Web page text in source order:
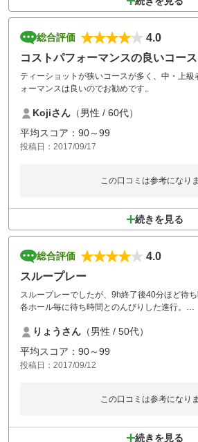
総合評価
4.0
コストパフォーマンスの良いコース
ティーショットが狭いコースが多く、中・上級
ォーマンスは良いのでお勧めです。
Kojiさん （男性 / 60代）
平均スコア：90～99
投稿日：2017/09/17
この口コミは参考になり
続きを見る
総合評価
4.0
スループレー
スループレーでしたが、9h終了後40分ほど待ち
各ホール毎に待ち時間とのんびりした進行。
りょうさん （男性 / 50代）
平均スコア：90～99
投稿日：2017/09/12
この口コミは参考になり
続きを見る